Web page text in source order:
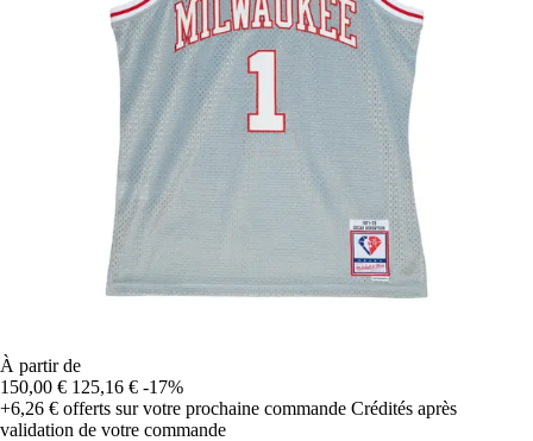
À partir de
150,00 € 125,16 € -17%
+6,26 € offerts sur votre prochaine commande Crédités après
validation de votre commande